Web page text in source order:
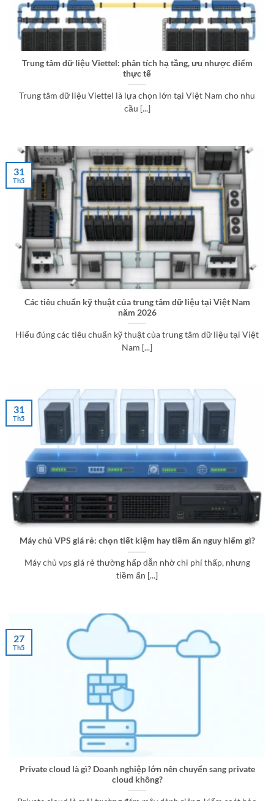
Trung tâm dữ liệu Viettel: phân tích hạ tầng, ưu nhược điểm
thực tế
Trung tâm dữ liệu Viettel là lựa chọn lớn tại Việt Nam cho nhu
cầu [...]
Các tiêu chuẩn kỹ thuật của trung tâm dữ liệu tại Việt Nam
năm 2026
Hiểu đúng các tiêu chuẩn kỹ thuật của trung tâm dữ liệu tại Việt
Nam [...]
31
Th5
Máy chủ VPS giá rẻ: chọn tiết kiệm hay tiềm ẩn nguy hiểm gì?
Máy chủ vps giá rẻ thường hấp dẫn nhờ chi phí thấp, nhưng
tiềm ẩn [...]
31
Th5
Private cloud là gì? Doanh nghiệp lớn nên chuyển sang private
cloud không?
27
Th5